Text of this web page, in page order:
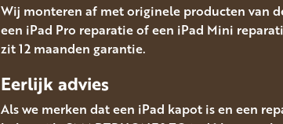
Wij monteren af met originele producten van
een iPad Pro reparatie of een iPad Mini
zit 12 maanden garantie.
Eerlijk advies
Als we merken dat een iPad kapot is en een